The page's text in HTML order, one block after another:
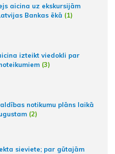
aicina uz ekskursijām
Bankas ēkā (1)
izteikt viedokli par
(3)
notikumu plāns laikā
(2)
sieviete; par gūtajām